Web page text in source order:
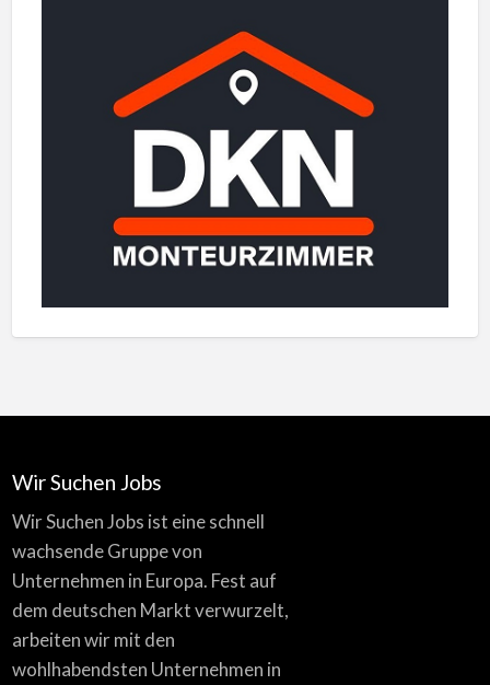
Wir Suchen Jobs
Wir Suchen Jobs ist eine schnell
wachsende Gruppe von
Unternehmen in Europa. Fest auf
dem deutschen Markt verwurzelt,
arbeiten wir mit den
wohlhabendsten Unternehmen in